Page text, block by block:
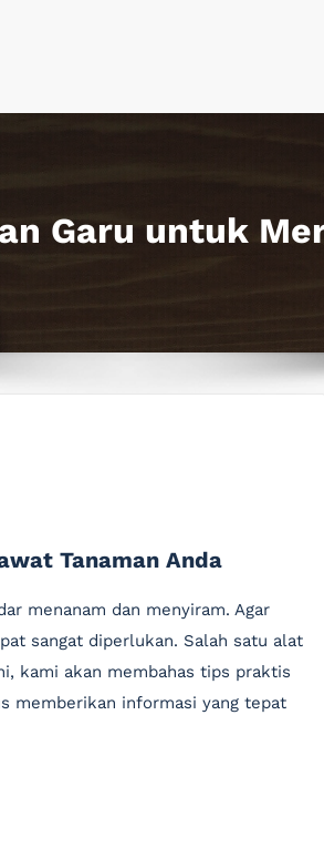
Garu untuk
Tanaman Anda
menanam dan menyiram. Agar
sangat diperlukan. Salah satu alat
kami akan membahas tips praktis
memberikan informasi yang tepat